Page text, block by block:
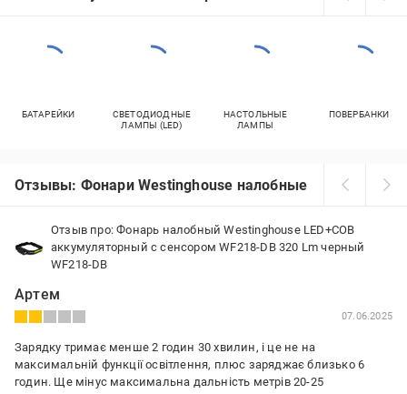
БАТАРЕЙКИ
СВЕТОДИОДНЫЕ
ЛАМПЫ (LED)
НАСТОЛЬНЫЕ
ЛАМПЫ
ПОВЕРБАНКИ
Отзывы: Фонари Westinghouse налобные
Отзыв про: Фонарь налобный Westinghouse LED+COB
аккумуляторный с сенсором WF218-DB 320 Lm черный
WF218-DB
Артем
07.06.2025
Зарядку тримає менше 2 годин 30 хвилин, і це не на
максимальній функції освітлення, плюс заряджає близько 6
годин. Ще мінус максимальна дальність метрів 20-25